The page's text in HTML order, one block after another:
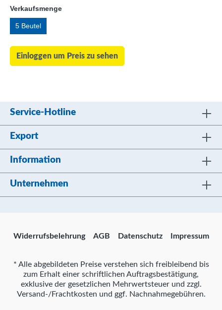
Verkaufsmenge
5 Beutel
Einloggen um Preis zu sehen
Service-Hotline
Export
Information
Unternehmen
Widerrufsbelehrung AGB Datenschutz Impressum
* Alle abgebildeten Preise verstehen sich freibleibend bis
zum Erhalt einer schriftlichen Auftragsbestätigung,
exklusive der gesetzlichen Mehrwertsteuer und zzgl.
Versand-/Frachtkosten und ggf. Nachnahmegebühren.